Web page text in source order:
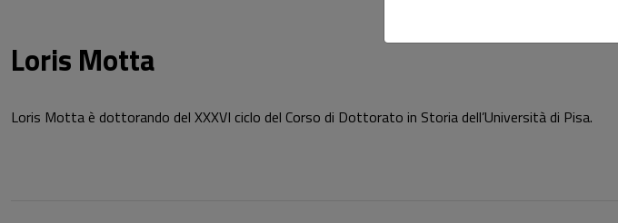
Loris Motta
Loris Motta è dottorando del XXXVI ciclo del Corso di Dottorato in Storia dell’Università di Pisa.